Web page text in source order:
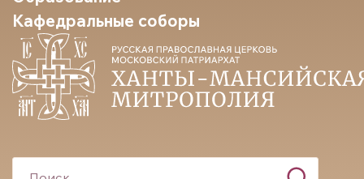
Кафедральные соборы